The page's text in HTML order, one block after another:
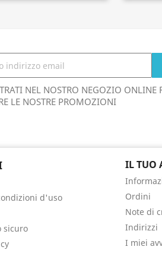
NEL NOSTRO NEGOZIO ONLINE
LE NOSTRE PROMOZIONI
d'uso
sicuro
IL TUO
Ordini
Note di
Indirizzi
I miei